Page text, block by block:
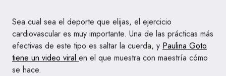
Sea cual sea el deporte que elijas, el ejercicio
cardiovascular es muy importante. Una de las prácticas más
efectivas de este tipo es saltar la cuerda, y Paulina Goto
tiene un video viral en el que muestra con maestría cómo
se hace.